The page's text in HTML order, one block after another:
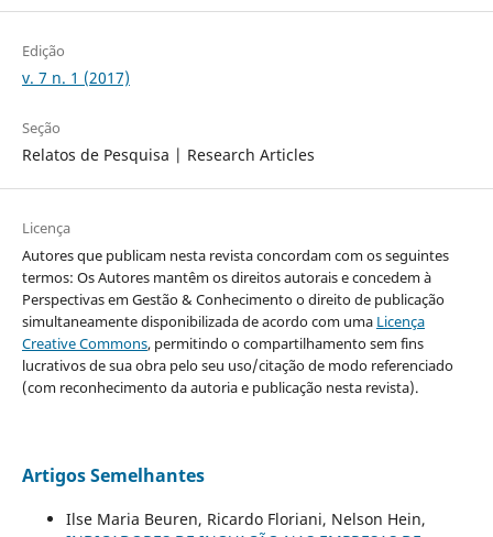
Edição
v. 7 n. 1 (2017)
Seção
Relatos de Pesquisa | Research Articles
Licença
Autores que publicam nesta revista concordam com os seguintes
termos: Os Autores mantêm os direitos autorais e concedem à
Perspectivas em Gestão & Conhecimento o direito de publicação
simultaneamente disponibilizada de acordo com uma Licença
Creative Commons, permitindo o compartilhamento sem fins
lucrativos de sua obra pelo seu uso/citação de modo referenciado
(com reconhecimento da autoria e publicação nesta revista).
Artigos Semelhantes
Ilse Maria Beuren, Ricardo Floriani, Nelson Hein,